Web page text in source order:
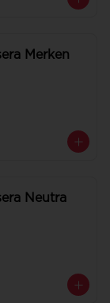
Merken
Neutra